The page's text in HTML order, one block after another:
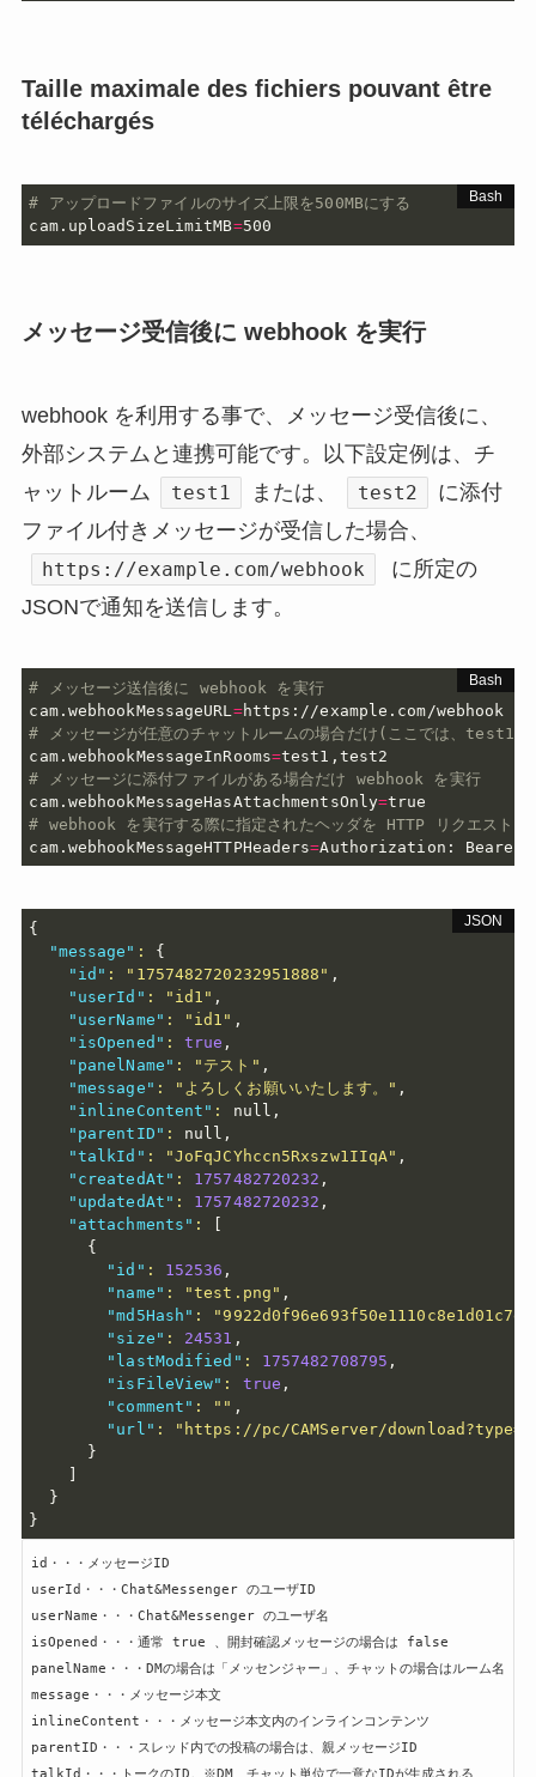
Taille maximale des fichiers pouvant être
téléchargés
# アップロードファイルのサイズ上限を500MBにする
cam.uploadSizeLimitMB=500
メッセージ受信後に webhook を実行
webhook を利用する事で、メッセージ受信後に、
外部システムと連携可能です。以下設定例は、チ
ャットルーム
test1 または、 test2
に添付
ファイル付きメッセージが受信した場合、
https://example.com/webhook
に所定の
JSONで通知を送信します。
# メッセージ送信後に webhook を実行
cam.webhookMessageURL =
# メッセージが任意のチャットルームの場合だけ(ここでは、
cam.webhookMessageInRooms=
# メッセージに添付ファイルがある場合だけ webhook を実行
cam.webhookMessageHasAttachmentsOnly=
# webhook を実行する際に指定されたヘッダを HTTP リクエス
cam.webhookMessageHTTPHeaders=
{
"message" :
{
"id" : "1757482720232951888" ,
"userId" : "id1" ,
"userName" : "id1" ,
"isOpened" : true ,
"panelName" : "テスト" ,
"message" : "よろしくお願いいたします。" ,
"inlineContent" : null ,
"parentID" : null ,
"talkId" : "JoFqJCYhccn5Rxszw1IIqA" ,
"createdAt" : 1757482720232 ,
"updatedAt" : 1757482720232 ,
"attachments" :
[
{
"id" : 152536 ,
"name" : "test.png" ,
"md5Hash" :
"size" : 24531 ,
"lastModified" : 1757482708795 ,
"isFileView" : true ,
"comment" : "" ,
"url" :
"https://pc/CAMServer/
}
]
}
}
id・・・メッセージID
userId・・・Chat&Messenger のユーザID
userName・・・Chat&Messenger のユーザ名
isOpened・・・通常 true 、開封確認メッセージの場合は false
panelName・・・DMの場合は「メッセンジャー」、チャットの場合はルーム名
message・・・メッセージ本文
inlineContent・・・メッセージ本文内のインラインコンテンツ
parentID・・・スレッド内での投稿の場合は、親メッセージID
talkId・・・トークのID。※DM、チャット単位で一意なIDが生成される